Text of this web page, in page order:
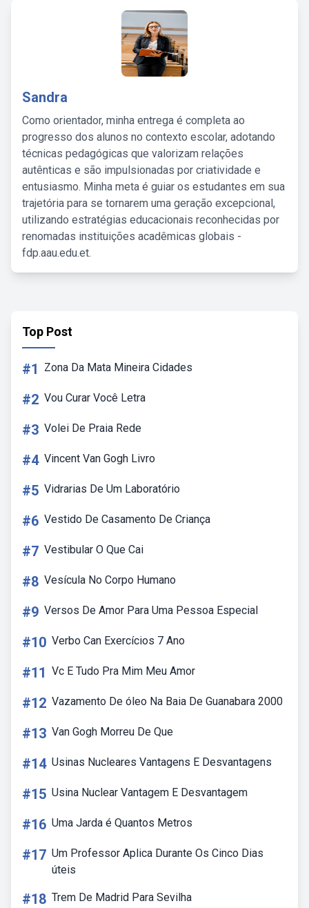
Sandra
Como orientador, minha entrega é completa ao
progresso dos alunos no contexto escolar, adotando
técnicas pedagógicas que valorizam relações
autênticas e são impulsionadas por criatividade e
entusiasmo. Minha meta é guiar os estudantes em sua
trajetória para se tornarem uma geração excepcional,
utilizando estratégias educacionais reconhecidas por
renomadas instituições acadêmicas globais -
fdp.aau.edu.et.
Top Post
#1 Zona Da Mata Mineira Cidades
#2 Vou Curar Você Letra
#3 Volei De Praia Rede
#4 Vincent Van Gogh Livro
#5 Vidrarias De Um Laboratório
#6 Vestido De Casamento De Criança
#7 Vestibular O Que Cai
#8 Vesícula No Corpo Humano
#9 Versos De Amor Para Uma Pessoa Especial
#10 Verbo Can Exercícios 7 Ano
#11 Vc E Tudo Pra Mim Meu Amor
#12 Vazamento De óleo Na Baia De Guanabara 2000
#13 Van Gogh Morreu De Que
#14 Usinas Nucleares Vantagens E Desvantagens
#15 Usina Nuclear Vantagem E Desvantagem
#16 Uma Jarda é Quantos Metros
#17 Um Professor Aplica Durante Os Cinco Dias
úteis
#18 Trem De Madrid Para Sevilha